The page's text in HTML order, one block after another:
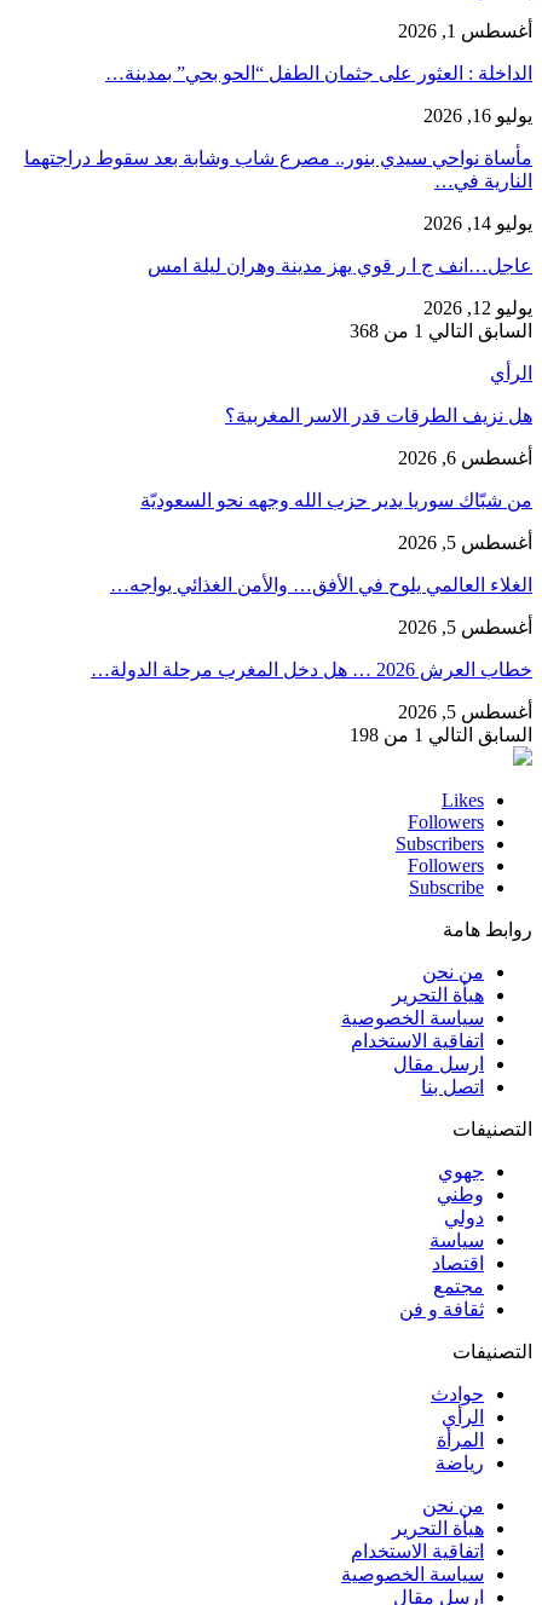
أغسطس 1, 2026
​الداخلة : العثور على جثمان الطفل “الحو بحي” بمدينة…
يوليو 16, 2026
مأساة نواحي سيدي بنور.. مصرع شاب وشابة بعد سقوط دراجتهما
النارية في…
يوليو 14, 2026
عاجل…انف ج ا ر قوي يهز مدينة وهران ليلة امس
يوليو 12, 2026
السابق التالي 1 من 368
الرأي
هل نزيف الطرقات قدر الاسر المغربية؟
أغسطس 6, 2026
من شبّاك سوريا يدير حزب الله وجهه نحو السعوديّة
أغسطس 5, 2026
الغلاء العالمي يلوح في الأفق… والأمن الغذائي يواجه…
أغسطس 5, 2026
خطاب العرش 2026 … هل دخل المغرب مرحلة الدولة…
أغسطس 5, 2026
السابق التالي 1 من 198
Likes
Followers
Subscribers
Followers
Subscribe
روابط هامة
من نحن
هيأة التحرير
سياسة الخصوصية
اتفاقية الاستخدام
ارسل مقال
اتصل بنا
التصنيفات
جهوي
وطني
دولي
سياسة
اقتصاد
مجتمع
ثقافة و فن
التصنيفات
حوادث
الرأي
المرأة
رياضة
من نحن
هيأة التحرير
اتفاقية الاستخدام
سياسة الخصوصية
ارسل مقال